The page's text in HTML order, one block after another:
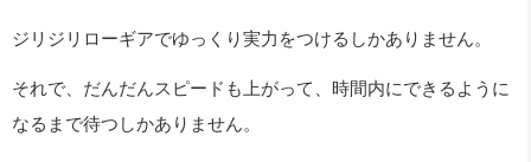
ジリジリローギアでゆっくり実力をつけるしかありません。
それで、だんだんスピードも上がって、時間内にできるように
なるまで待つしかありません。